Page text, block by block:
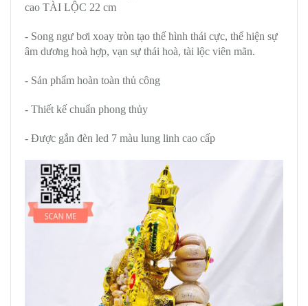
cao TÀI LỘC 22 cm
- Song ngư bơi xoay tròn tạo thế hình thái cực, thể hiện sự
âm dương hoà hợp, vạn sự thái hoà, tài lộc viên mãn.
- Sản phẩm hoàn toàn thủ công
- Thiết kế chuẩn phong thủy
- Được gắn đèn led 7 màu lung linh cao cấp